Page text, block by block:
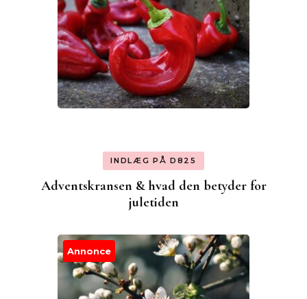
INDLÆG PÅ D825
Adventskransen & hvad den betyder for
juletiden
Annonce